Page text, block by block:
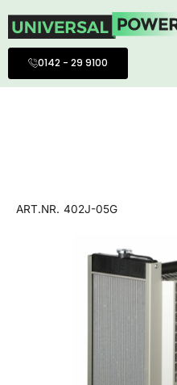
innehåll
0142 - 29 9100
ART.NR. 402J-05G